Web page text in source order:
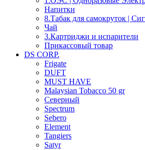
Напитки
8.Табак для самокруток |
Чай
3.Картриджи и испарители
Прикассовый товар
DS CORP.
Frigate
DUFT
MUST HAVE
Malaysian Tobacco 50 gr
Северный
Spectrum
Sebero
Element
Tangiers
Satyr